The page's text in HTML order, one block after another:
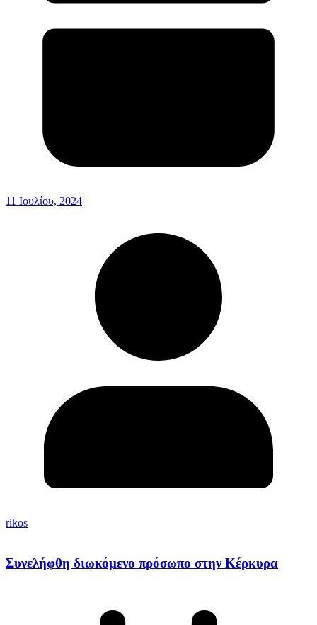
11 Ιουλίου, 2024
rikos
Συνελήφθη διωκόμενο πρόσωπο στην Κέρκυρα